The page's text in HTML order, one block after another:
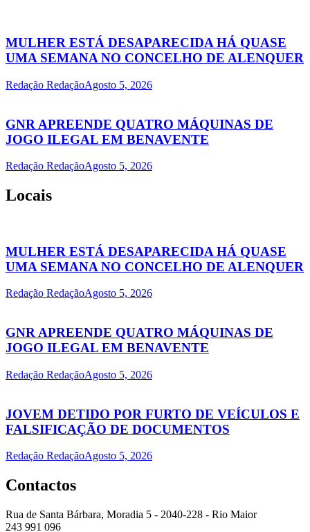
MULHER ESTÁ DESAPARECIDA HÁ QUASE
UMA SEMANA NO CONCELHO DE ALENQUER
Redação RedaçãoAgosto 5, 2026
GNR APREENDE QUATRO MÁQUINAS DE
JOGO ILEGAL EM BENAVENTE
Redação RedaçãoAgosto 5, 2026
Locais
MULHER ESTÁ DESAPARECIDA HÁ QUASE
UMA SEMANA NO CONCELHO DE ALENQUER
Redação RedaçãoAgosto 5, 2026
GNR APREENDE QUATRO MÁQUINAS DE
JOGO ILEGAL EM BENAVENTE
Redação RedaçãoAgosto 5, 2026
JOVEM DETIDO POR FURTO DE VEÍCULOS E
FALSIFICAÇÃO DE DOCUMENTOS
Redação RedaçãoAgosto 5, 2026
Contactos
Rua de Santa Bárbara, Moradia 5 - 2040-228 - Rio Maior
243 991 096